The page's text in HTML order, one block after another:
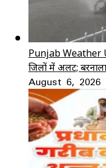
Punjab Weather
जिलों में अलर्ट;
August 6, 2026